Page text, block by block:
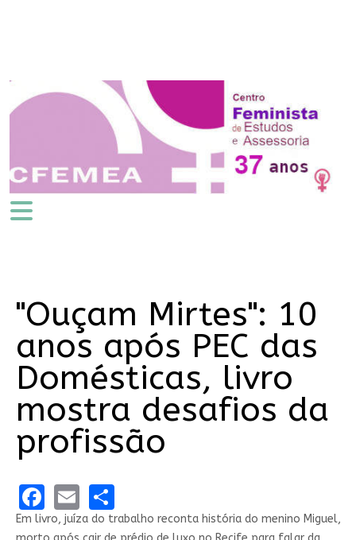
"Ouçam Mirtes": 10
anos após PEC das
Domésticas, livro
mostra desafios da
profissão
Facebook
EmailShare
Em livro, juíza do trabalho reconta história do menino Miguel,